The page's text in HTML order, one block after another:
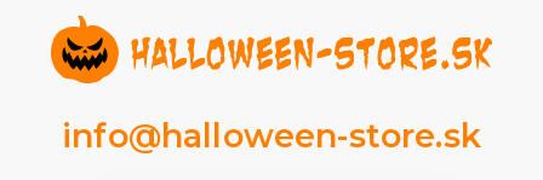
info@halloween-store.sk